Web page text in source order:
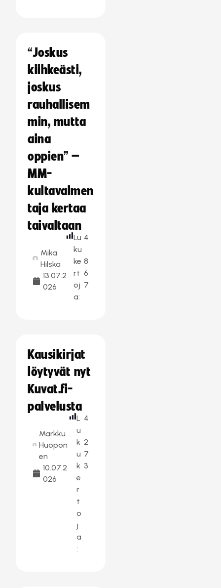
“Joskus
kiihkeästi,
joskus
rauhallisem
min, mutta
aina
oppien” –
MM-
kultavalmen
taja kertaa
taivaltaan
Mika
Hilska
13.07.2
026
Lu
ku
ke
rt
oj
a:
4
8
6
7
Kausikirjat
löytyvät nyt
Kuvat.fi-
palvelusta
Markku
Huopon
en
10.07.2
026
L
u
k
u
k
e
r
t
o
j
a
:
4
2
7
3